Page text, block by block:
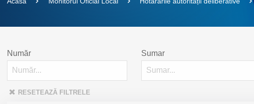
Număr Sumar
RESETEAZĂ FILTRELE